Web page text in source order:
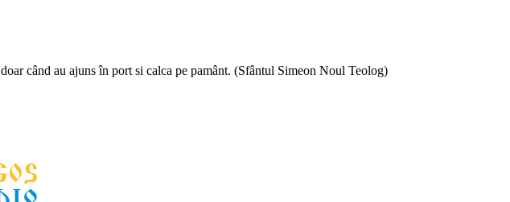
când au ajuns în port si calca pe pamânt. (Sfântul Simeon Noul Teolog)